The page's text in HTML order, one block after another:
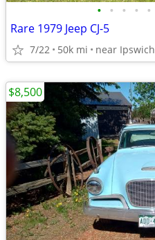
• • • • •
Rare 1979 Jeep CJ-5
7/22 50k mi near Ipswich
$8,500